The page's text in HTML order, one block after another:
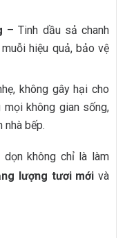
– Tinh dầu sả chanh
hiệu quả, bảo vệ
không gây hại cho
không gian sống,
nhà bếp.
không chỉ là làm
lượng tươi mới và